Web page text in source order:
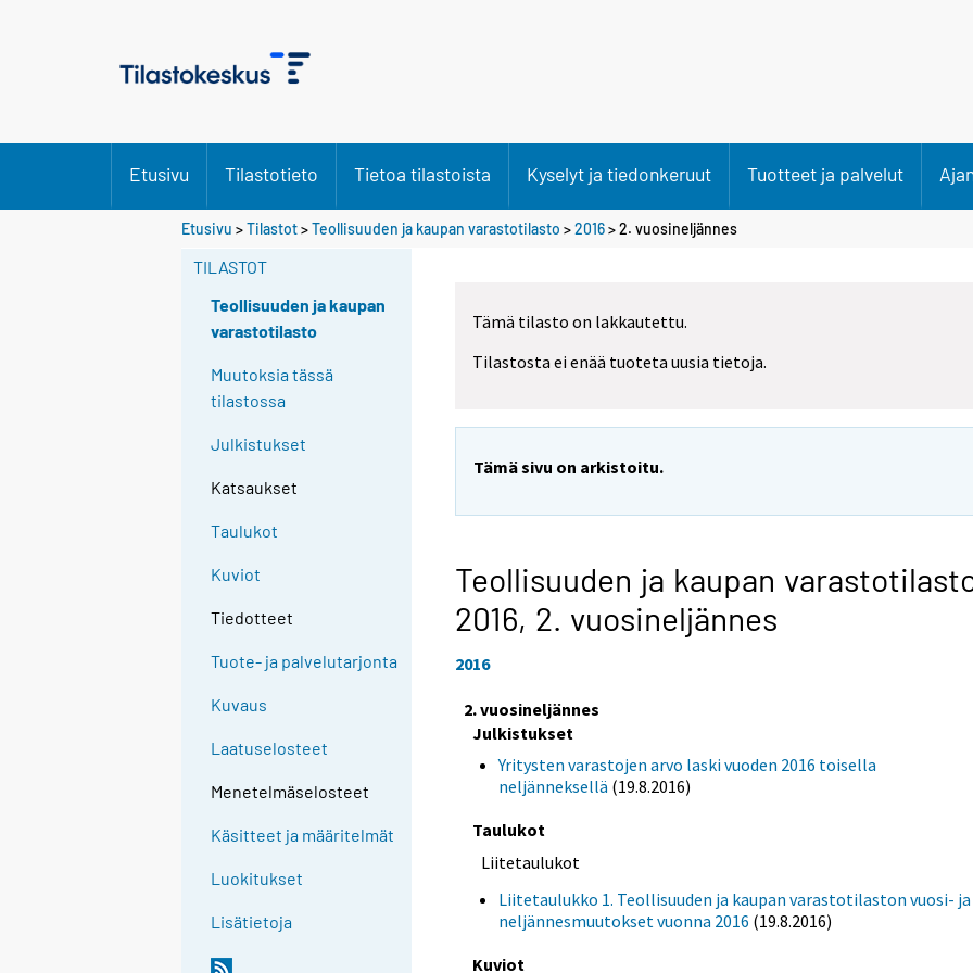
Etusivu Tilastotieto Tietoa tilastoista Kyselyt ja tiedonkeruut Tuotteet ja palvelut
Etusivu >Tilastot>Teollisuuden ja kaupan varastotilasto >2016>2. vuosineljännes
TILASTOT
Teollisuuden ja kaupan
varastotilasto
Muutoksia tässä
tilastossa
Julkistukset
Katsaukset
Taulukot
Kuviot
Tiedotteet
Tuote- ja palvelutarjonta
Kuvaus
Laatuselosteet
Menetelmäselosteet
Käsitteet ja määritelmät
Luokitukset
Lisätietoja
Tämä tilasto on lakkautettu.
Tilastosta ei enää tuoteta uusia tietoja.
Tämä sivu on arkistoitu.
Teollisuuden ja kaupan
2016, 2. vuosineljännes
2016
2. vuosineljännes
Julkistukset
Yritysten varastojen arvo laski vuoden 2016 toisella
neljänneksellä (19.8.2016)
Taulukot
Liitetaulukot
Liitetaulukko 1. Teollisuuden ja kaupan varastotilaston vuosi- ja
neljännesmuutokset vuonna 2016 (19.8.2016)
Kuviot